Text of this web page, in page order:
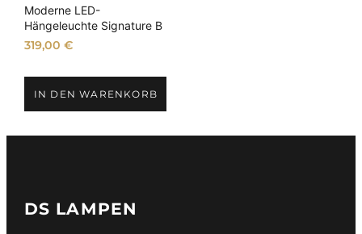
Moderne LED-
Hängeleuchte Signature B
319,00€
IN DEN WARENKORB
DS LAMPEN